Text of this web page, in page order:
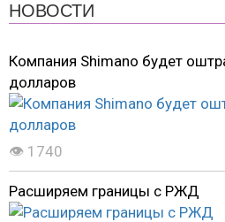
НОВОСТИ
Компания Shimano будет
долларов
👁 1740
Расширяем границы с РЖД